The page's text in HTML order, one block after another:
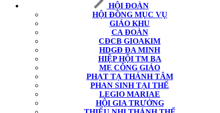
HỘI ĐOÀN
HỘI ĐỒNG MỤC VỤ
GIÁO KHU
CA ĐOÀN
CĐCB GIOAKIM
HDGĐ ĐA MINH
HIỆP HỘI TM BA
MẸ CÔNG GIÁO
PHẠT TẠ THÁNH TÂM
PHAN SINH TẠI THẾ
LEGIO MARIAE
HỘI GIA TRƯỞNG